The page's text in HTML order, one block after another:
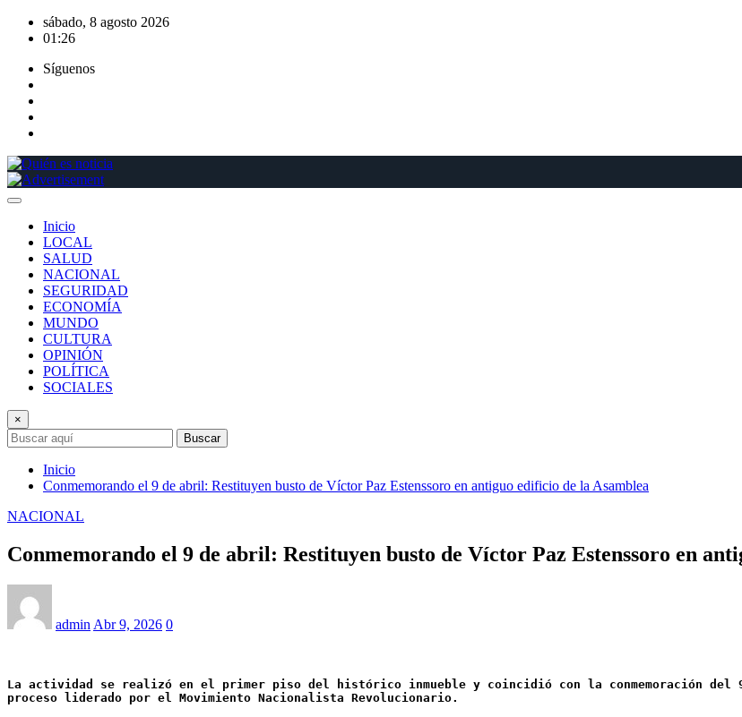
Saltar
sábado, 8 agosto 2026
01:26
Síguenos
Inicio
LOCAL
SALUD
NACIONAL
SEGURIDAD
ECONOMÍA
MUNDO
CULTURA
OPINIÓN
POLÍTICA
SOCIALES
×
Buscar
Inicio
Conmemorando el 9 de abril: Restituyen busto de Víctor Paz Estenssoro en antiguo edificio de la Asamblea
NACIONAL
Conmemorando el 9 de abril: Restituyen busto de Víctor Paz Estenssoro en
admin Abr 9, 2026 0
La actividad se realizó en el primer piso del histórico inmueble y coincidió con la conmemoración del
proceso liderado por el Movimiento Nacionalista Revolucionario.